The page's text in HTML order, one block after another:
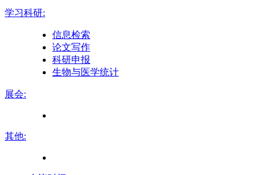
学习科研:
信息检索
论文写作
科研申报
生物与医学统计
展会:
其他: